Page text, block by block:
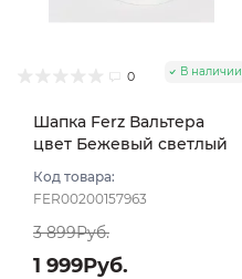
0 В наличии
Шапка Ferz Вальтера
цвет Бежевый светлый
Код товара:
FER00200157963
3 899Руб.
1 999Руб.